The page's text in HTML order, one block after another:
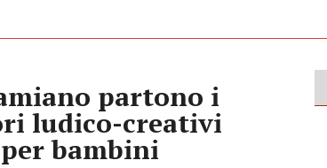
partono i
ludico-creativi
bambini